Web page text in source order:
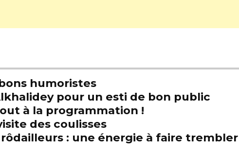
humoristes
pour un esti de bon public
à la programmation !
des coulisses
: une énergie à faire